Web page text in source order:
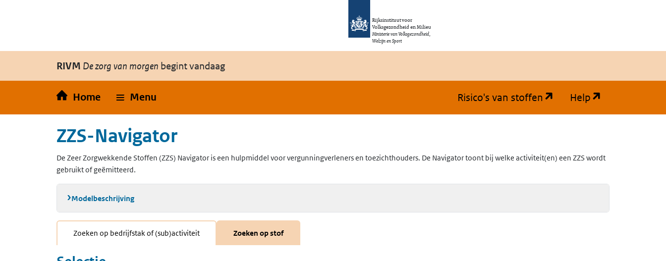
Rijksinstituut voor
Volksgezondheid en Milieu
Ministerie van Volksgezondheid,
Welzijn en Sport
RIVM De zorg van morgen begint vandaag
Home Menu Risico's van stoffen (opent in een nieuw
Help
ZZS-Navigator
De Zeer Zorgwekkende Stoffen (ZZS) Navigator is een hulpmiddel voor vergunningverleners en toezichthouders. De Navigator toont bij welke activiteit(en) een ZZS wordt
gebruikt of geëmitteerd.
Modelbeschrijving
Zoeken op bedrijfstak of (sub)activiteit Zoeken op stof